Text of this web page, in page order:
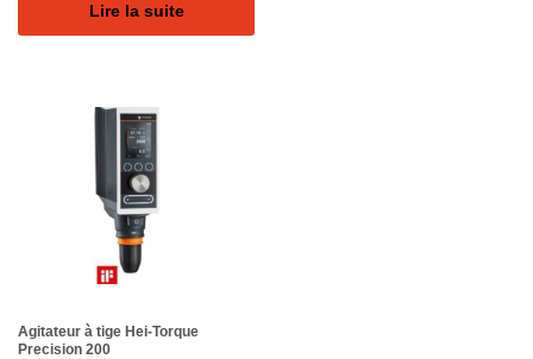
Lire la suite
Agitateur à tige Hei-Torque
Precision 200